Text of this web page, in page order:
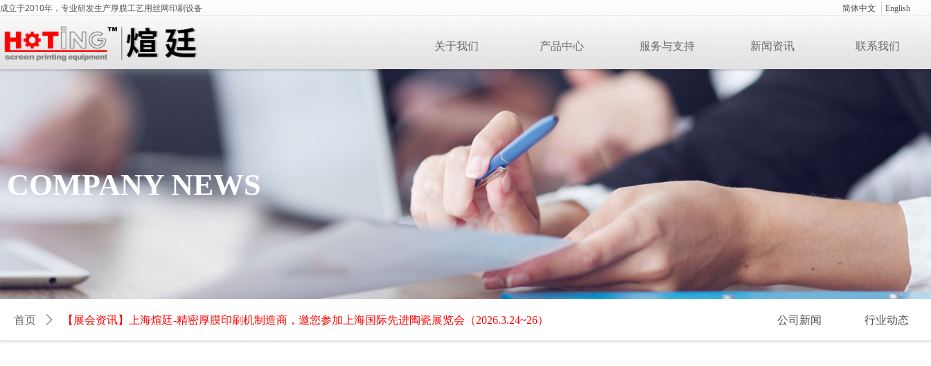
关于我们 产品中心 服务与支持 新闻资讯 联系我们
成立于2010年，专业研发生产厚膜工艺用丝网印刷设备 简体中文 English
首页 ꄲ 【展会资讯】上海煊廷-精密厚膜印刷机制造商，邀您参加上海国际先进陶瓷展览会（2026.3.24~26） 公司新闻 行业动态
COMPANY NEWS